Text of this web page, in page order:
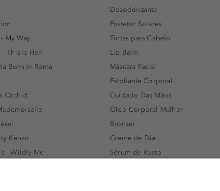
My Way
This is Her!
Born in Roma
Orchid
Kenzo
- Wildly Me
Desodorizante
Protetor Solares
Tintas para Cabelo
Lip Balm
Máscara Facial
Esfoliante Corporal
Cuidado Das Mãos
Óleo Corporal Mulher
Bronzer
Creme de Dia
Sérum de Rosto